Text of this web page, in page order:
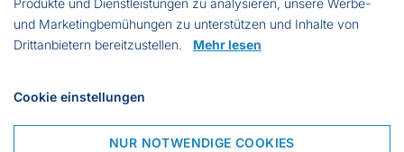
bis zu 14 Tage Lieferzeit
TYPE
Zusammengenäht
und Marketingbemühungen zu unterstützen und Inhalte von
Drittanbietern bereitzustellen. Mehr lesen
Cookie einstellungen
NUR NOTWENDIGE COOKIES